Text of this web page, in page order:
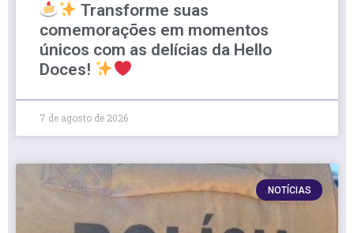
Transforme suas
comemorações em momentos
únicos com as delícias da Hello
Doces!
7 de agosto de 2026
NOTÍCIAS